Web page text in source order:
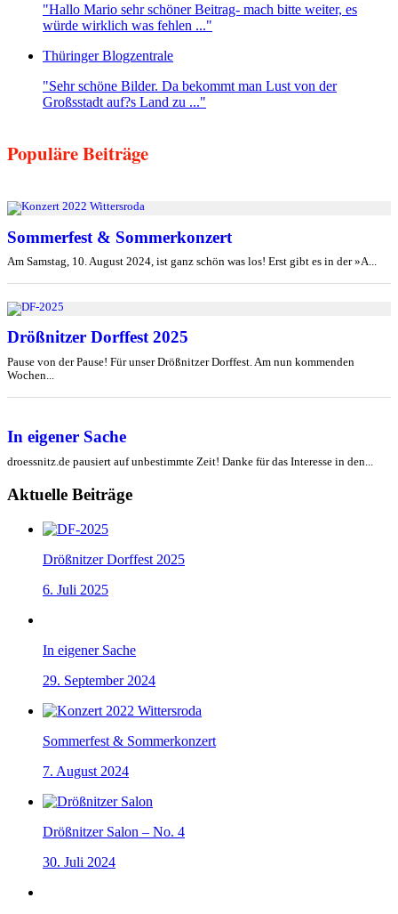
"Hallo Mario sehr schöner Beitrag- mach bitte weiter, es
würde wirklich was fehlen ..."
Thüringer Blogzentrale
"Sehr schöne Bilder. Da bekommt man Lust von der
Großsstadt auf?s Land zu ..."
Populäre Beiträge
Sommerfest & Sommerkonzert
Am Samstag, 10. August 2024, ist ganz schön was los! Erst gibt es in der »A...
Drößnitzer Dorffest 2025
Pause von der Pause! Für unser Drößnitzer Dorffest. Am nun kommenden
Wochen...
In eigener Sache
droessnitz.de pausiert auf unbestimmte Zeit! Danke für das Interesse in den...
Aktuelle Beiträge
Drößnitzer Dorffest 2025
6. Juli 2025
In eigener Sache
29. September 2024
Sommerfest & Sommerkonzert
7. August 2024
Drößnitzer Salon – No. 4
30. Juli 2024